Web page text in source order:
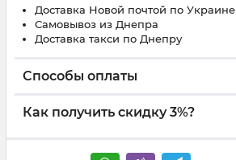
Доставка Новой почтой по Украине
Самовывоз из Днепра
Доставка такси по Днепру
Способы оплаты
Как получить скидку 3%?